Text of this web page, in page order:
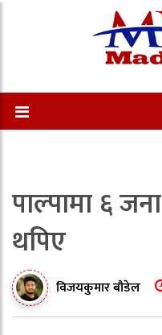
पाल्पामा ६
थपिए
विजयकुमार बौडेल